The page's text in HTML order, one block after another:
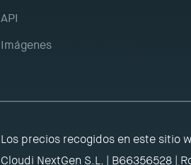
API
Imágenes
Los precios recogidos en este sitio
Cloudi NextGen S.L. | B66356528 |